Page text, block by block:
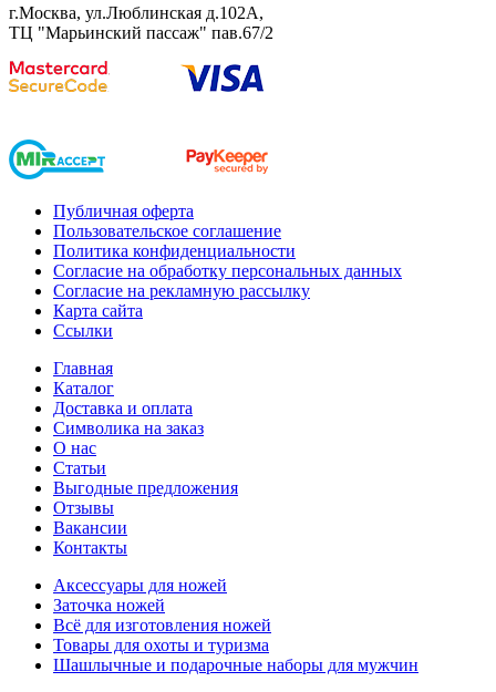
г.Москва, ул.Люблинская д.102А,
ТЦ "Марьинский пассаж" пав.67/2
Публичная оферта
Пользовательское соглашение
Политика конфиденциальности
Согласие на обработку персональных данных
Согласие на рекламную рассылку
Карта сайта
Ссылки
Главная
Каталог
Доставка и оплата
Символика на заказ
О нас
Статьи
Выгодные предложения
Отзывы
Вакансии
Контакты
Аксессуары для ножей
Заточка ножей
Всё для изготовления ножей
Товары для охоты и туризма
Шашлычные и подарочные наборы для мужчин